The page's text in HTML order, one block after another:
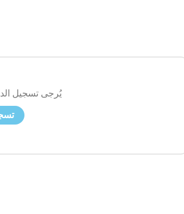
يُرجى تسجيل